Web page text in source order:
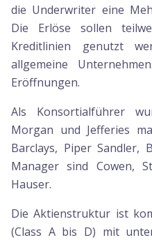
die Underwriter eine
Die Erlöse sollen
Kreditlinien genutzt
allgemeine
Eröffnungen.
Als Konsortialführer
Morgan und Jefferies
Barclays, Piper Sandler,
Manager sind Cowen,
Hauser.
Die Aktienstruktur ist
(Class A bis D) mit